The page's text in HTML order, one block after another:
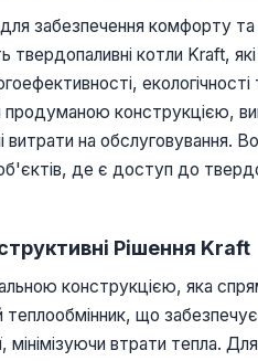
забезпечення комфорту
котли Kraft,
продуманою конструкцією,
витрати на обслуговування.
де є доступ до
Рішення Kraft
конструкцією, яка
що
мінімізуючи втрати тепла.